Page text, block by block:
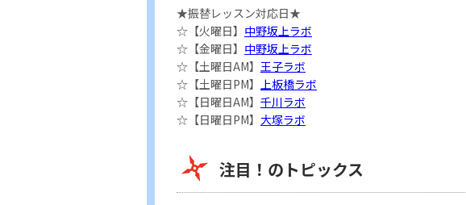
★振替レッスン対応日★
☆【火曜日】 中野坂上ラボ
☆【金曜日】 中野坂上ラボ
☆【土曜日AM】 王子ラボ
☆【土曜日PM】
上板橋ラボ
☆【日曜日AM】 千川ラボ
☆【日曜日PM】 大塚ラボ
注目！のトピックス